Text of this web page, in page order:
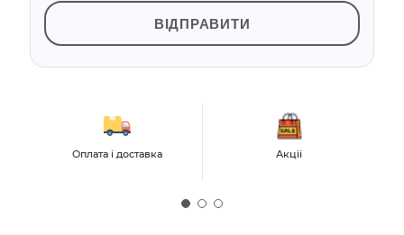
ВІДПРАВИТИ
Оплата і доставка Акціі